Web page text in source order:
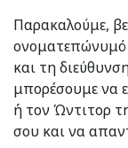
Παρακαλούμε,
ονοματεπώνυμό
και τη
μπορέσουμε να
ή τον Ώντιτορ
σου και να